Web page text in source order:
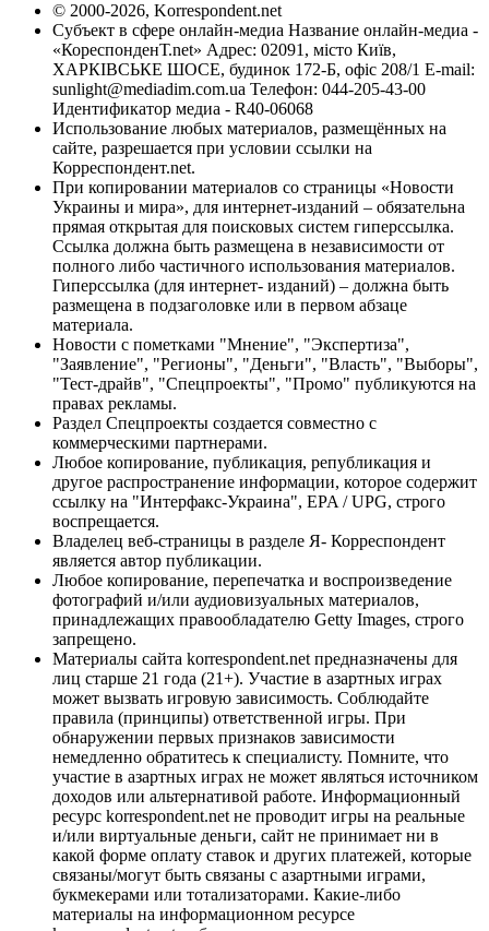
© 2000-2026, Korrespondent.net
Субъект в сфере онлайн-медиа Название онлайн-медиа -
«КореспонденТ.net» Адрес: 02091, місто Київ,
ХАРКІВСЬКЕ ШОСЕ, будинок 172-Б, офіс 208/1 E-mail:
sunlight@mediadim.com.ua Телефон: 044-205-43-00
Идентификатор медиа - R40-06068
Использование любых материалов, размещённых на
сайте, разрешается при условии ссылки на
Корреспондент.net.
При копировании материалов со страницы «Новости
Украины и мира», для интернет-изданий – обязательна
прямая открытая для поисковых систем гиперссылка.
Ссылка должна быть размещена в независимости от
полного либо частичного использования материалов.
Гиперссылка (для интернет- изданий) – должна быть
размещена в подзаголовке или в первом абзаце
материала.
Новости с пометками "Мнение", "Экспертиза",
"Заявление", "Регионы", "Деньги", "Власть", "Выборы",
"Тест-драйв", "Спецпроекты", "Промо" публикуются на
правах рекламы.
Раздел Спецпроекты создается совместно с
коммерческими партнерами.
Любое копирование, публикация, републикация и
другое распространение информации, которое содержит
ссылку на "Интерфакс-Украина", EPA / UPG, строго
воспрещается.
Владелец веб-страницы в разделе Я- Корреспондент
является автор публикации.
Любое копирование, перепечатка и воспроизведение
фотографий и/или аудиовизуальных материалов,
принадлежащих правообладателю Getty Images, строго
запрещено.
Материалы сайта korrespondent.net предназначены для
лиц старше 21 года (21+). Участие в азартных играх
может вызвать игровую зависимость. Соблюдайте
правила (принципы) ответственной игры. При
обнаружении первых признаков зависимости
немедленно обратитесь к специалисту. Помните, что
участие в азартных играх не может являться источником
доходов или альтернативой работе. Информационный
ресурс korrespondent.net не проводит игры на реальные
и/или виртуальные деньги, сайт не принимает ни в
какой форме оплату ставок и других платежей, которые
связаны/могут быть связаны с азартными играми,
букмекерами или тотализаторами. Какие-либо
материалы на информационном ресурсе